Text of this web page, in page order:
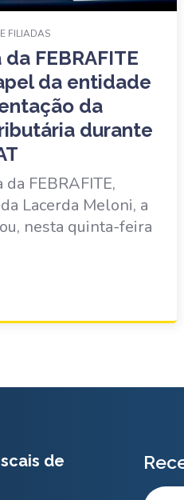
FILIADAS
FEBRAFITE
da entidade
da
durante
FEBRAFITE,
Lacerda Meloni, a
nesta quinta-feira
de